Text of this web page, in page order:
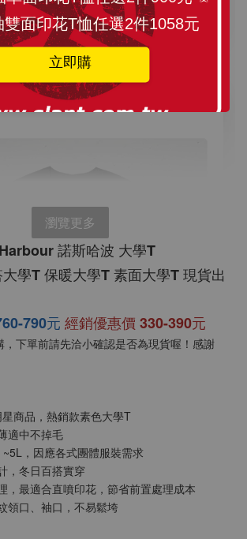
雙面印花T恤任選2件1058元
立即購
加入購物車
加購價199元
面中性 短袖T恤 百搭T恤 潮牌品質
環紡棉 亞洲版型 經典合身12色可選
-
瀏覽更多
諾斯哈波 大學T
學T 保暖大學T 素面大學T 現貨出
790元 經銷優惠價 330-390元
下單前請先洽小確認是否為現貨喔！感謝
商品，熱銷款素色大學T
適中不掉毛
，因應各式團體服裝需求
，冬日百搭實穿
，最適合直噴印花，節省前置處理成本
領口、袖口，不易鬆垮